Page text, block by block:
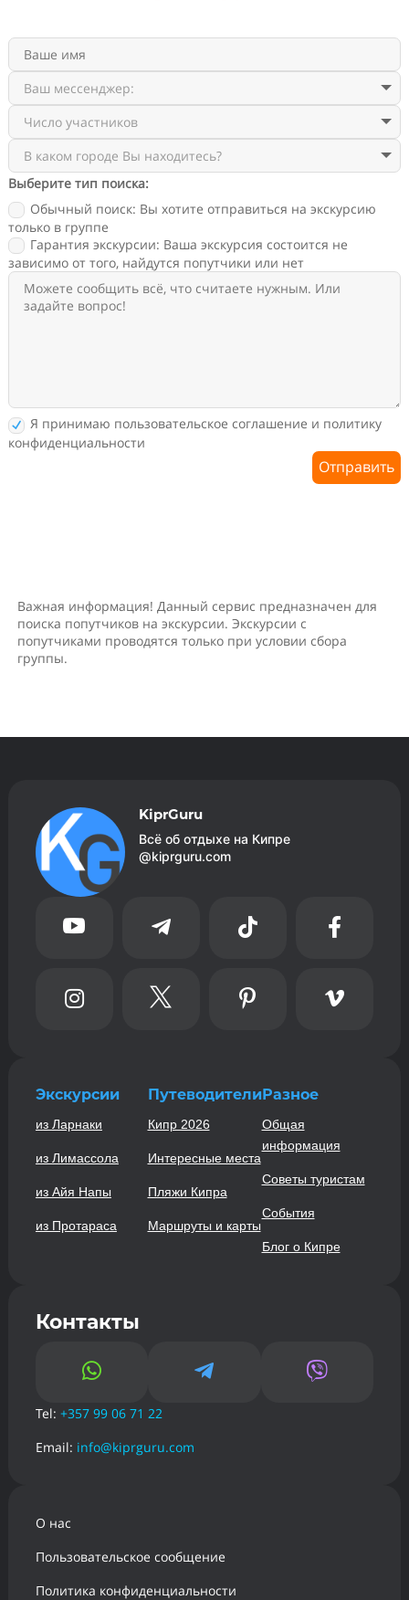
Выберите тип поиска:
Обычный поиск: Вы хотите отправиться на экскурсию
только в группе
Гарантия экскурсии: Ваша экскурсия состоится не
зависимо от того, найдутся попутчики или нет
Я принимаю пользовательское соглашение и политику
конфиденциальности
Отправить
Важная информация! Данный сервис предназначен для
поиска попутчиков на экскурсии. Экскурсии с
попутчиками проводятся только при условии сбора
группы.
KiprGuru
Всё об отдыхе на Кипре
@kiprguru.com
   
   
Экскурсии
из Ларнаки
из Лимассола
из Айя Напы
из Протараса
Путеводители
Кипр 2026
Интересные места
Пляжи Кипра
Маршруты и карты
Разное
Общая
информация
Советы туристам
События
Блог о Кипре
Контакты
  
Tel: +357 99 06 71 22
Email: info@kiprguru.com
О нас
Пользовательское сообщение
Политика конфиденциальности